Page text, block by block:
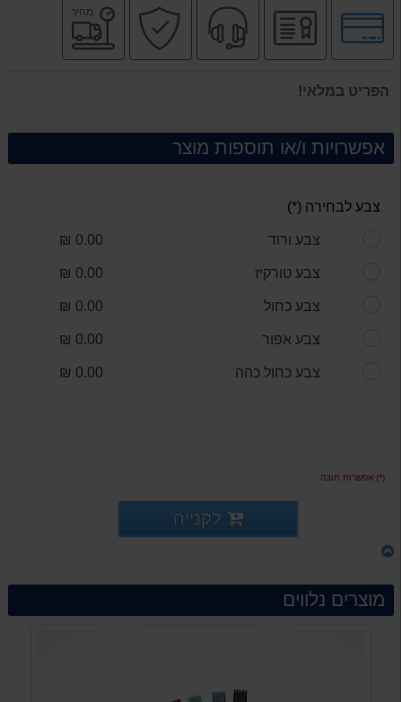
לחץ
לאפשרויות
תשלומים
יבואן
רשמי
שירות
מקצועי
קניה
בטוחה
מהיר
הפריט במלאי!
אפשרויות ו/או תוספות מוצר
צבע לבחירה (*)
צבע ורוד 0.00 ₪
צבע טורקיז 0.00 ₪
צבע כחול 0.00 ₪
צבע אפור 0.00 ₪
צבע כחול כהה 0.00 ₪
(*) אפשרות חובה
לקנייה
מוצרים נלווים